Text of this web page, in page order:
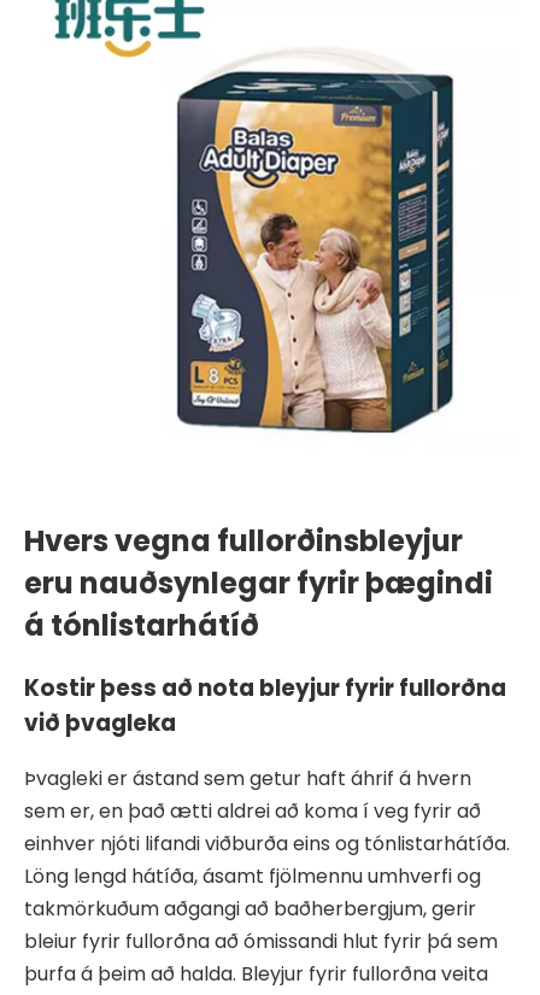
Hvers vegna fullorðinsbleyjur
eru nauðsynlegar fyrir þægindi
á tónlistarhátíð
Kostir þess að nota bleyjur fyrir fullorðna
við þvagleka
Þvagleki er ástand sem getur haft áhrif á hvern
sem er, en það ætti aldrei að koma í veg fyrir að
einhver njóti lifandi viðburða eins og tónlistarhátíða.
Löng lengd hátíða, ásamt fjölmennu umhverfi og
takmörkuðum aðgangi að baðherbergjum, gerir
bleiur fyrir fullorðna að ómissandi hlut fyrir þá sem
þurfa á þeim að halda. Bleyjur fyrir fullorðna veita